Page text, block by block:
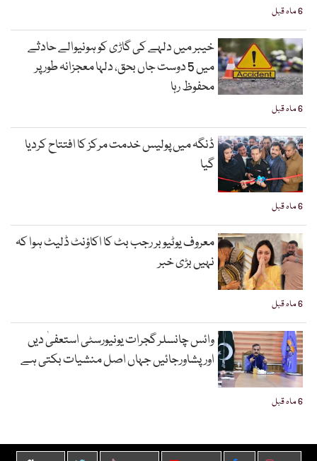
6 ماہ قبل
6 ماہ قبل
خیبر میں دلہے کی گاڑی کو ہونیوالے حادثے
میں 5 دوست جاں بحق، دلہا معجزانہ طور پر
محفوظ رہا
6 ماہ قبل
ڈنگہ میں پولیس خدمت مرکز کا افتتاح کردیا
گیا
6 ماہ قبل
معروف یوٹیوبر رجب بٹ کا اکاؤنٹ ڈلیٹ ہوا کہ
نہیں بڑی خبر
6 ماہ قبل
وائس چانسلر گجرات یونیورسٹی استعفیٰ دیں
اورپشاورجائیں جہاں اصل منشیات بکتی ہے